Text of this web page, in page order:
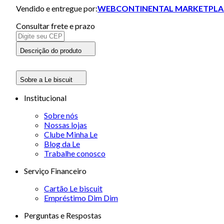
Vendido e entregue por:WEBCONTINENTAL
Consultar frete e prazo
Descrição do produto
Sobre a Le biscuit
Institucional
Sobre nós
Nossas lojas
Clube Minha Le
Blog da Le
Trabalhe conosco
Serviço Financeiro
Cartão Le biscuit
Empréstimo Dim Dim
Perguntas e Respostas